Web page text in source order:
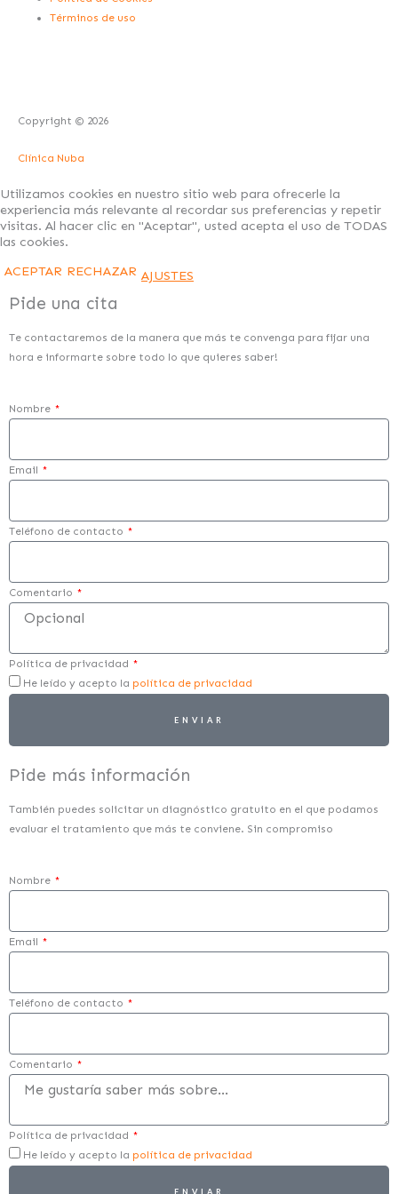
Términos de uso
Copyright © 2026
Clínica Nuba
Utilizamos cookies en nuestro sitio web para ofrecerle la
experiencia más relevante al recordar sus preferencias y repetir
visitas. Al hacer clic en "Aceptar", usted acepta el uso de TODAS
las cookies.
ACEPTAR RECHAZAR AJUSTES
Pide una cita
Te contactaremos de la manera que más te convenga para fijar una
hora e informarte sobre todo lo que quieres saber!
Nombre
Email
Teléfono de contacto
Comentario
Política de privacidad
He leído y acepto la política de privacidad
ENVIAR
Pide más información
También puedes solicitar un diagnóstico gratuito en el que podamos
evaluar el tratamiento que más te conviene. Sin compromiso
Nombre
Email
Teléfono de contacto
Comentario
Política de privacidad
He leído y acepto la política de privacidad
ENVIAR